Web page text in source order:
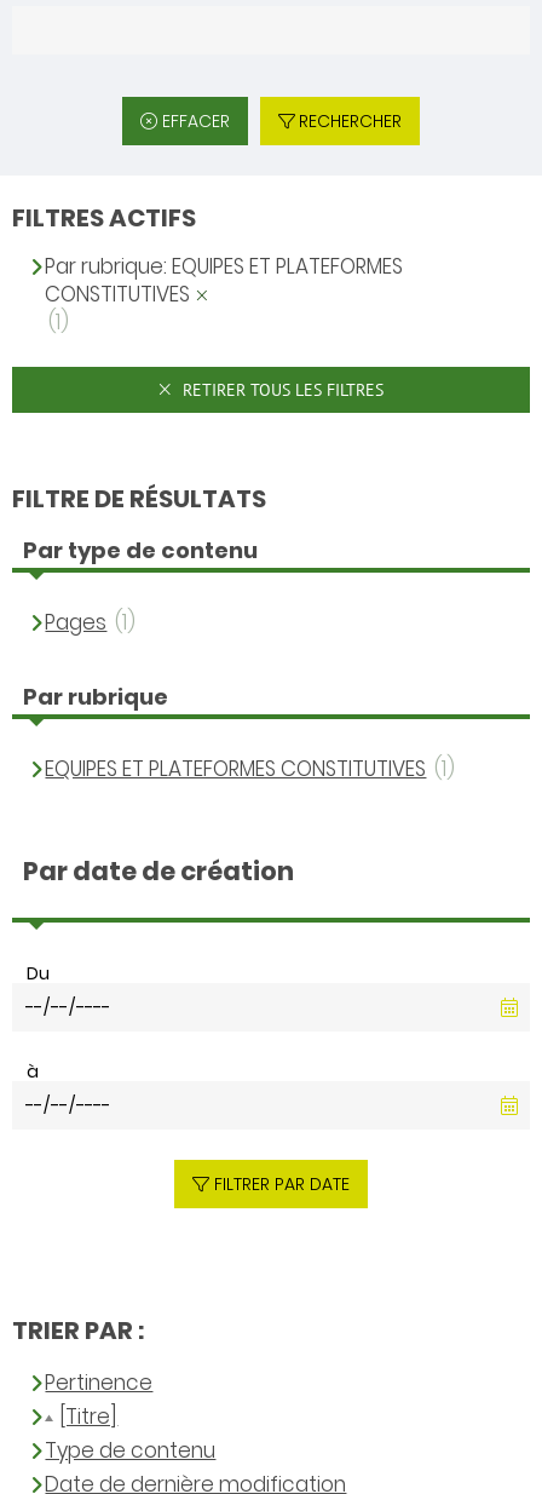
EFFACER RECHERCHER
FILTRES ACTIFS
Par rubrique: EQUIPES ET PLATEFORMES
CONSTITUTIVES
(1)
RETIRER TOUS LES FILTRES
FILTRE DE RÉSULTATS
Par type de contenu
Pages (1)
Par rubrique
EQUIPES ET PLATEFORMES CONSTITUTIVES (1)
Par date de création
Du
à
FILTRER PAR DATE
TRIER PAR :
Pertinence
[Titre]
Type de contenu
Date de dernière modification